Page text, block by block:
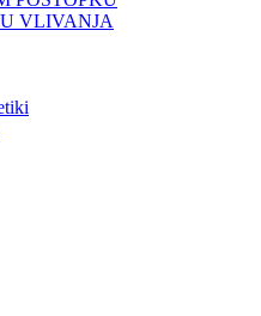
VLIVANJA